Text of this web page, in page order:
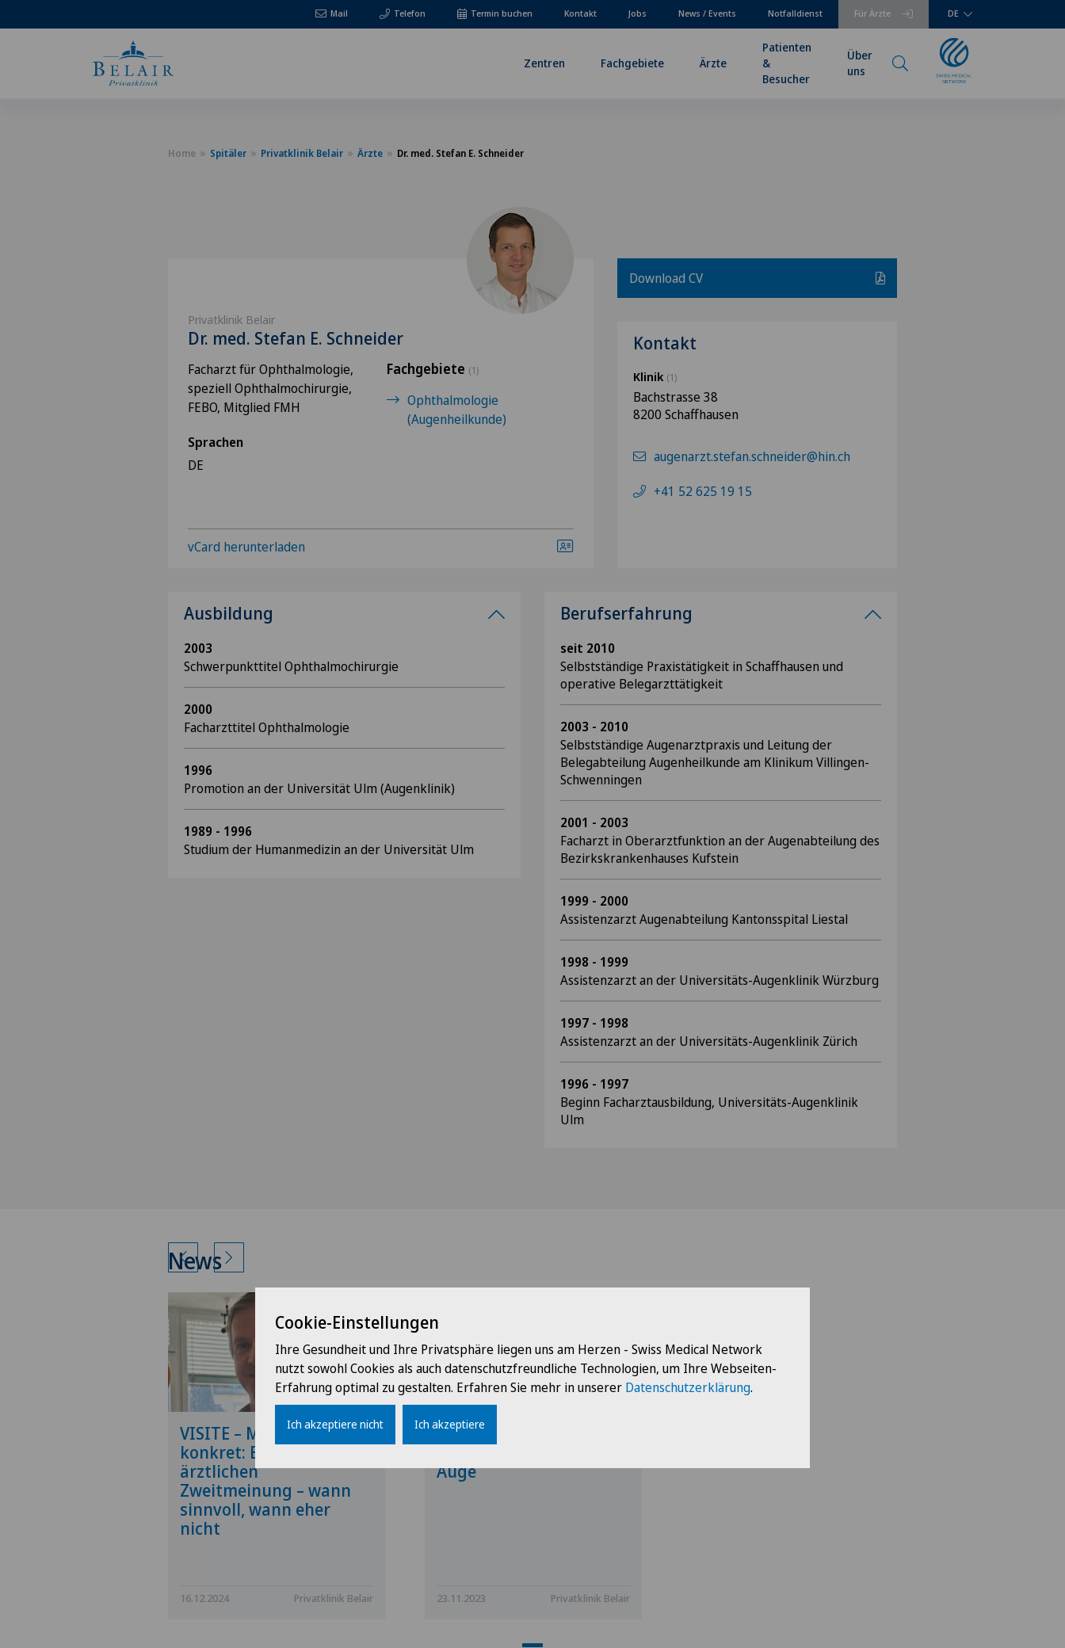
Mail Telefon Für Ärzte
Termin buchen Kontakt Jobs News / Events Notfalldienst DE
Zentren Fachgebiete Ärzte
Patienten
&
Besucher
Über
uns
Home Spitäler Privatklinik Belair Ärzte Dr. med. Stefan E. Schneider
Privatklinik Belair
Dr. med. Stefan E. Schneider
Facharzt für Ophthalmologie,
speziell Ophthalmochirurgie,
FEBO, Mitglied FMH
Sprachen
DE
Fachgebiete (1)
Ophthalmologie
(Augenheilkunde)
vCard herunterladen
Download CV
Kontakt
Klinik (1)
Bachstrasse 38
8200 Schaffhausen
augenarzt.stefan.schneider@hin.ch
+41 52 625 19 15
Ausbildung
2003
Schwerpunkttitel Ophthalmochirurgie
2000
Facharzttitel Ophthalmologie
1996
Promotion an der Universität Ulm (Augenklinik)
1989 - 1996
Studium der Humanmedizin an der Universität Ulm
Berufserfahrung
seit 2010
Selbstständige Praxistätigkeit in Schaffhausen und
operative Belegarzttätigkeit
2003 - 2010
Selbstständige Augenarztpraxis und Leitung der
Belegabteilung Augenheilkunde am Klinikum Villingen-
Schwenningen
2001 - 2003
Facharzt in Oberarztfunktion an der Augenabteilung des
Bezirkskrankenhauses Kufstein
1999 - 2000
Assistenzarzt Augenabteilung Kantonsspital Liestal
1998 - 1999
Assistenzarzt an der Universitäts-Augenklinik Würzburg
1997 - 1998
Assistenzarzt an der Universitäts-Augenklinik Zürich
1996 - 1997
Beginn Facharztausbildung, Universitäts-Augenklinik
Ulm
News
VISITE – Medizin
konkret: Einholung einer
ärztlichen
Zweitmeinung – wann
sinnvoll, wann eher
nicht
16.12.2024 Privatklinik Belair
VISITE – Medizin
Auge
23.11.2023 Privatklinik Belair
Cookie-Einstellungen
Ihre Gesundheit und Ihre Privatsphäre liegen uns am Herzen - Swiss Medical Network
nutzt sowohl Cookies als auch datenschutzfreundliche Technologien, um Ihre Webseiten-
Erfahrung optimal zu gestalten. Erfahren Sie mehr in unserer Datenschutzerklärung.
Ich akzeptiere nicht Ich akzeptiere